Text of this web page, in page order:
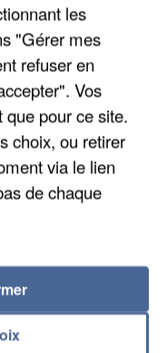
DE LA DZ
les
"Gérer mes
refuser en
Vos
pour ce site.
choix, ou retirer
via le lien
de chaque